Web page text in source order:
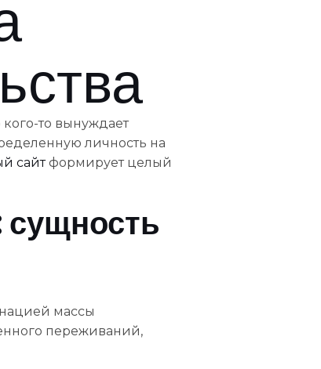
то вынуждает
личность на
сайтформирует целый
сущность
массы
переживаний,